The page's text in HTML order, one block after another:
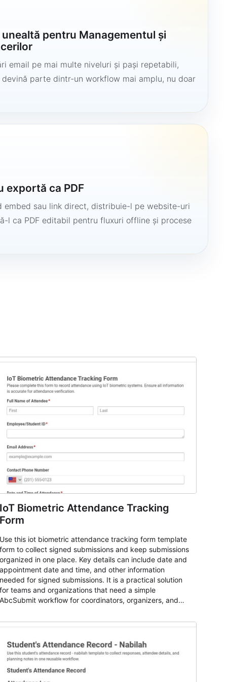
pentru Managementul și
email pe mai multe niveluri și pași repetabili,
parte dintr-un workflow mai amplu, nu doar
exportă ca PDF
embed sau link direct, distribuie-l pe website-uri
l ca PDF editabil pentru fluxuri offline și procese
IoT Biometric Attendance Tracking
Form
Use this iot biometric attendance tracking form template
form to collect signed submissions and keep submissions
organized in one place. Key details can include date and
appointment date and time, and other information
needed for signed submissions. It is a practical solution
for teams and organizations that need a simple
AbcSubmit workflow for coordinators, organizers, and